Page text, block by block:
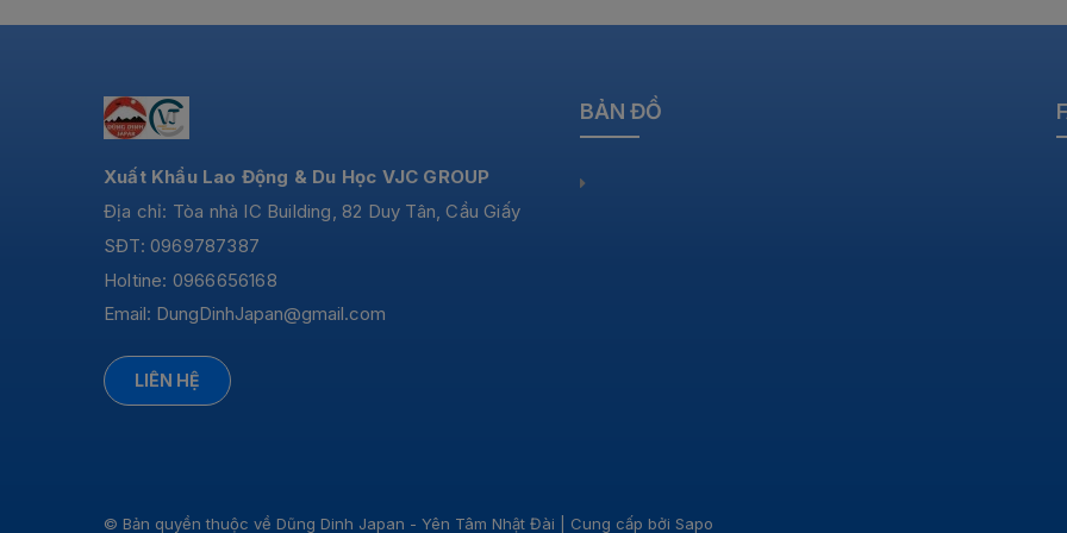
Xuất Khẩu Lao Động & Du Học VJC GROUP
Địa chỉ: Tòa nhà IC Building, 82 Duy Tân, Cầu Giấy
SĐT: 0969787387
Holtine: 0966656168
Email: DungDinhJapan@gmail.com
LIÊN HỆ
BẢN ĐỒ
© Bản quyền thuộc về Dũng Dinh Japan - Yên Tâm Nhật Đài Cung cấp bởi Sapo